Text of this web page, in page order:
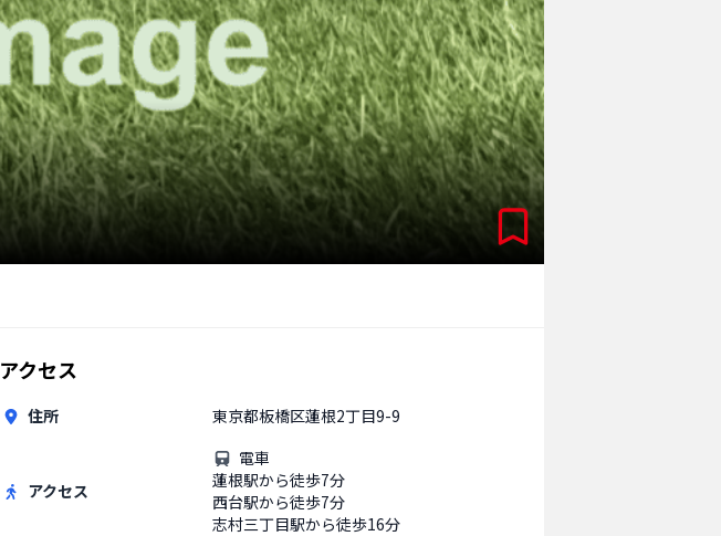
アクセス
住所 東京都板橋区蓮根2丁目9-9
アクセス
電車
蓮根駅から徒歩7分
西台駅から徒歩7分
志村三丁目駅から徒歩16分